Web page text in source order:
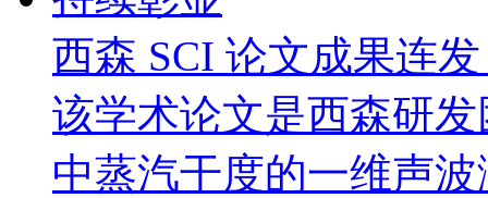
西森 SCI 论文成果连
该学术论文是西森研
中蒸汽干度的一维声